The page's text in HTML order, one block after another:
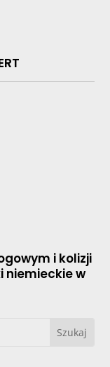
i kolizji
niemieckie w